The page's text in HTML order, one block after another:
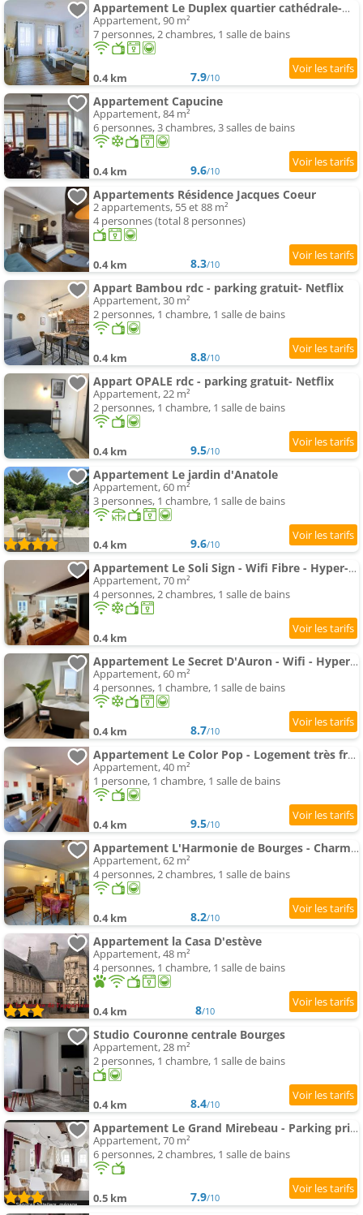
Appartement Le Duplex quartier cathédrale-marais
Appartement, 90 m²
7 personnes, 2 chambres, 1 salle de bains
0.4 km 7.9/10
Appartement Capucine
Appartement, 84 m²
6 personnes, 3 chambres, 3 salles de bains
0.4 km 9.6/10
Appartements Résidence Jacques Coeur
2 appartements, 55 et 88 m²
4 personnes (total 8 personnes)
0.4 km 8.3/10
Appart Bambou rdc - parking gratuit- Netflix
Appartement, 30 m²
2 personnes, 1 chambre, 1 salle de bains
0.4 km 8.8/10
Appart OPALE rdc - parking gratuit- Netflix
Appartement, 22 m²
2 personnes, 1 chambre, 1 salle de bains
0.4 km 9.5/10
Appartement Le jardin d'Anatole
Appartement, 60 m²
3 personnes, 1 chambre, 1 salle de bains
0.4 km 9.6/10
Appartement Le Soli Sign - Wifi Fibre - Hyper-centre
Appartement, 70 m²
4 personnes, 2 chambres, 1 salle de bains
0.4 km
Appartement Le Secret D'Auron - Wifi - Hyper-Centre
Appartement, 60 m²
4 personnes, 1 chambre, 1 salle de bains
0.4 km 8.7/10
Appartement Le Color Pop - Logement très frais - Wi-Fi - Hyper-Centre
Appartement, 40 m²
1 personne, 1 chambre, 1 salle de bains
0.4 km 9.5/10
Appartement L'Harmonie de Bourges - Charmant appt plein centre
Appartement, 62 m²
4 personnes, 2 chambres, 1 salle de bains
0.4 km 8.2/10
Appartement la Casa D'estève
Appartement, 48 m²
4 personnes, 1 chambre, 1 salle de bains
0.4 km 8/10
Studio Couronne centrale Bourges
Appartement, 28 m²
2 personnes, 1 chambre, 1 salle de bains
0.4 km 8.4/10
Appartement Le Grand Mirebeau - Parking privé
Appartement, 70 m²
6 personnes, 2 chambres, 1 salle de bains
0.5 km 7.9/10